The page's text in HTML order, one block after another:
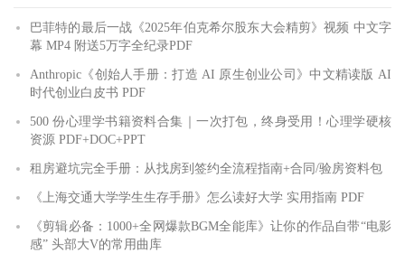
巴菲特的最后一战《2025年伯克希尔股东大会精剪》视频 中文字
幕 MP4 附送5万字全纪录PDF
Anthropic《创始人手册：打造 AI 原生创业公司》中文精读版 AI
时代创业白皮书 PDF
500 份心理学书籍资料合集｜一次打包，终身受用！心理学硬核
资源 PDF+DOC+PPT
租房避坑完全手册：从找房到签约全流程指南+合同/验房资料包
《上海交通大学学生生存手册》怎么读好大学 实用指南 PDF
《剪辑必备：1000+全网爆款BGM全能库》让你的作品自带“电影
感” 头部大V的常用曲库